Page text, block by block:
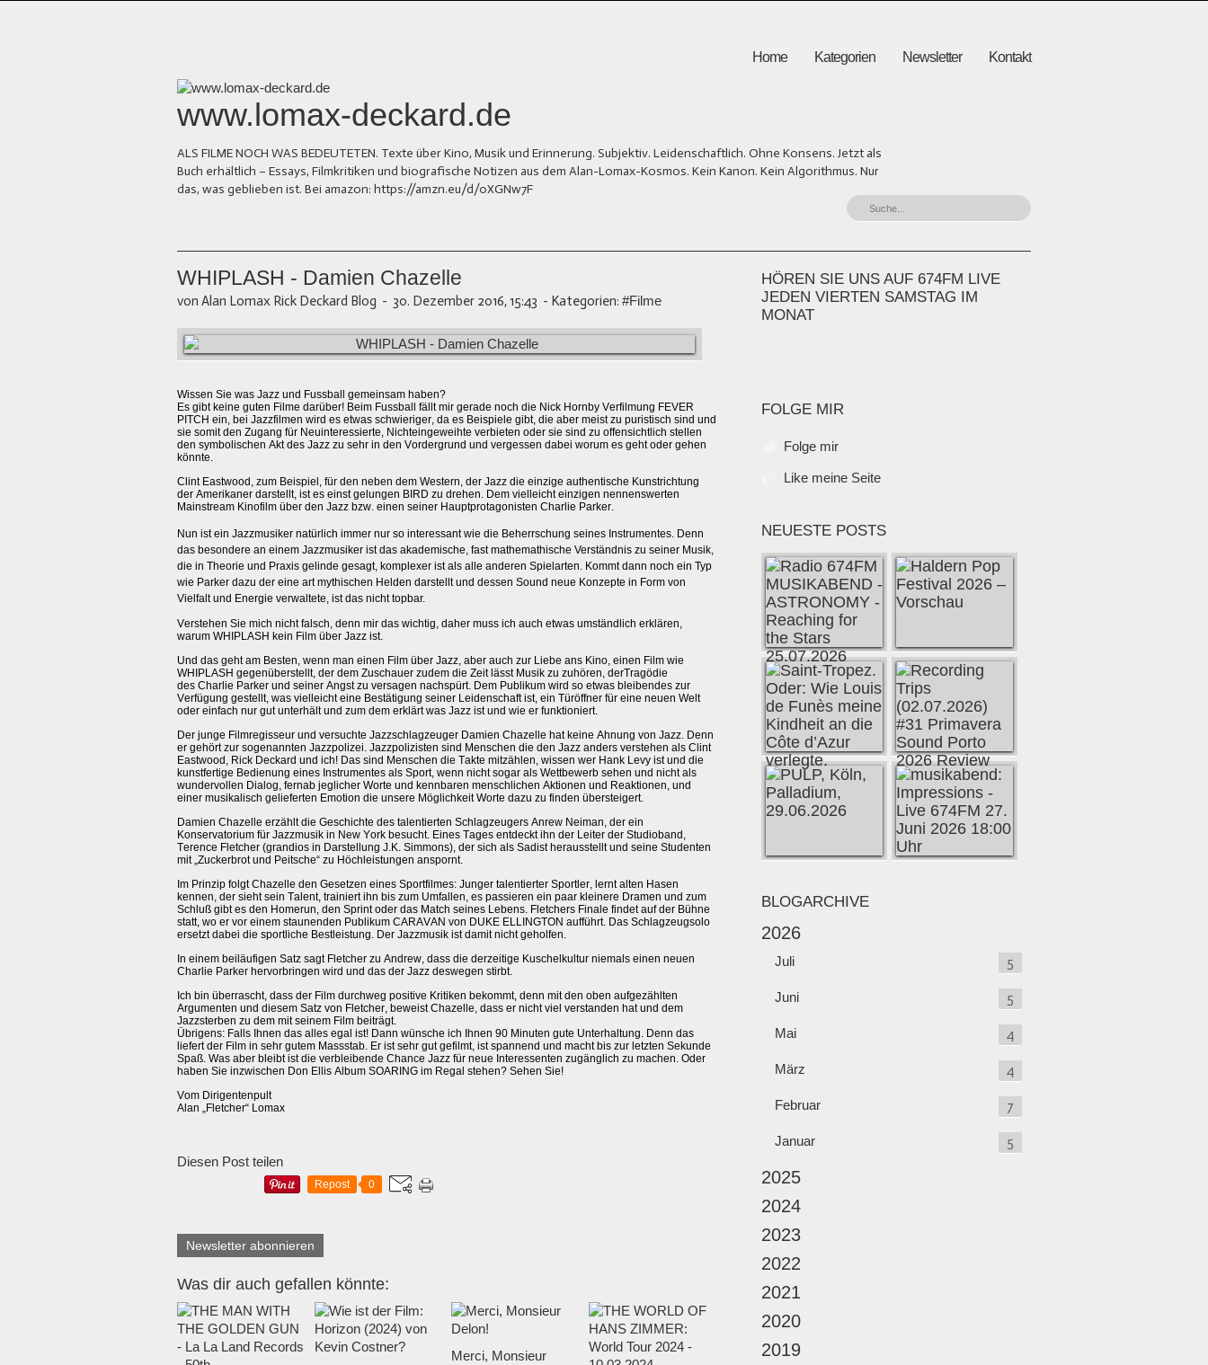
Home Kategorien Newsletter Kontakt
www.lomax-deckard.de
ALS FILME NOCH WAS BEDEUTETEN. Texte über Kino, Musik und Erinnerung. Subjektiv. Leidenschaftlich. Ohne Konsens. Jetzt als
Buch erhältlich – Essays, Filmkritiken und biografische Notizen aus dem Alan-Lomax-Kosmos. Kein Kanon. Kein Algorithmus. Nur
das, was geblieben ist. Bei amazon: https://amzn.eu/d/0XGNw7F
WHIPLASH - Damien Chazelle
von Alan Lomax Rick Deckard Blog - 30. Dezember 2016, 15:43 - Kategorien: #Filme
Wissen Sie was Jazz und Fussball gemeinsam haben?
Es gibt keine guten Filme darüber! Beim Fussball fällt mir gerade noch die Nick Hornby Verfilmung FEVER
PITCH ein, bei Jazzfilmen wird es etwas schwieriger, da es Beispiele gibt, die aber meist zu puristisch sind und
sie somit den Zugang für Neuinteressierte, Nichteingeweihte verbieten oder sie sind zu offensichtlich stellen
den symbolischen Akt des Jazz zu sehr in den Vordergrund und vergessen dabei worum es geht oder gehen
könnte.
Clint Eastwood, zum Beispiel, für den neben dem Western, der Jazz die einzige authentische Kunstrichtung
der Amerikaner darstellt, ist es einst gelungen BIRD zu drehen. Dem vielleicht einzigen nennenswerten
Mainstream Kinofilm über den Jazz bzw. einen seiner Hauptprotagonisten Charlie Parker.
Nun ist ein Jazzmusiker natürlich immer nur so interessant wie die Beherrschung seines Instrumentes. Denn
das besondere an einem Jazzmusiker ist das akademische, fast mathemathische Verständnis zu seiner Musik,
die in Theorie und Praxis gelinde gesagt, komplexer ist als alle anderen Spielarten. Kommt dann noch ein Typ
wie Parker dazu der eine art mythischen Helden darstellt und dessen Sound neue Konzepte in Form von
Vielfalt und Energie verwaltete, ist das nichttopbar.
Verstehen Sie mich nicht falsch, denn mir das wichtig, daher muss ich auch etwas umständlich erklären,
warum WHIPLASH kein Film über Jazz ist.
Und das geht am Besten, wenn man einen Film über Jazz, aber auch zur Liebe ans Kino, einen Film wie
WHIPLASH gegenüberstellt, der dem Zuschauer zudem die Zeit lässt Musik zu zuhören, derTragödie
des Charlie Parker und seiner Angst zu versagen nachspürt. Dem Publikum wird so etwas bleibendes zur
Verfügung gestellt, was vielleicht eine Bestätigung seiner Leidenschaft ist, ein Türöffner für eine neuen Welt
oder einfach nur gut unterhält und zum dem erklärt was Jazz ist und wie er funktioniert.
Der junge Filmregisseur und versuchte Jazzschlagzeuger Damien Chazelle hat keine Ahnung von Jazz. Denn
er gehört zur sogenannten Jazzpolizei. Jazzpolizisten sind Menschen die den Jazz anders verstehen als Clint
Eastwood, Rick Deckard und ich! Das sind Menschen die Takte mitzählen, wissen wer Hank Levy ist und die
kunstfertige Bedienung eines Instrumentes als Sport, wenn nicht sogar als Wettbewerb sehen und nicht als
wundervollen Dialog, fernab jeglicher Worte und kennbaren menschlichen Aktionen und Reaktionen, und
einer musikalisch gelieferten Emotion die unsere Möglichkeit Worte dazu zu finden übersteigert.
Damien Chazelle erzählt die Geschichte des talentierten Schlagzeugers Anrew Neiman, der ein
Konservatorium für Jazzmusik in New York besucht. Eines Tages entdeckt ihn der Leiter der Studioband,
Terence Fletcher (grandios in Darstellung J.K. Simmons), der sich als Sadist herausstellt und seine Studenten
mit „Zuckerbrot und Peitsche“ zu Höchleistungen anspornt.
Im Prinzip folgt Chazelle den Gesetzen eines Sportfilmes: Junger talentierter Sportler, lernt alten Hasen
kennen, der sieht sein Talent, trainiert ihn bis zum Umfallen, es passieren ein paar kleinere Dramen und zum
Schluß gibt es den Homerun, den Sprint oder das Match seines Lebens. Fletchers Finale findet auf der Bühne
statt, wo er vor einem staunenden Publikum CARAVAN von DUKE ELLINGTON aufführt. Das Schlagzeugsolo
ersetzt dabei die sportliche Bestleistung. Der Jazzmusik ist damit nicht geholfen.
In einem beiläufigen Satz sagt Fletcher zu Andrew, dass die derzeitige Kuschelkultur niemals einen neuen
Charlie Parker hervorbringen wird und das der Jazz deswegen stirbt.
Ich bin überrascht, dass der Film durchweg positive Kritiken bekommt, denn mit den oben aufgezählten
Argumenten und diesem Satz von Fletcher, beweist Chazelle, dass er nicht viel verstanden hat und dem
Jazzsterben zu dem mit seinem Film beiträgt.
Übrigens: Falls Ihnen das alles egal ist! Dann wünsche ich Ihnen 90 Minuten gute Unterhaltung. Denn das
liefert der Film in sehr gutem Massstab. Er ist sehr gut gefilmt, ist spannend und macht bis zur letzten Sekunde
Spaß. Was aber bleibt ist die verbleibende Chance Jazz für neue Interessenten zugänglich zu machen. Oder
haben Sie inzwischen Don Ellis Album SOARING im Regal stehen? Sehen Sie!
Vom Dirigentenpult
Alan „Fletcher“ Lomax
Diesen Post teilen
Repost 0
Newsletter abonnieren
Was dir auch gefallen könnte:
Merci, Monsieur
HÖREN SIE UNS AUF 674FM LIVE
JEDEN VIERTEN SAMSTAG IM
MONAT
FOLGE MIR
Folge mir
Like meine Seite
NEUESTE POSTS
BLOGARCHIVE
2026
Juli 5
Juni 5
Mai 4
März 4
Februar 7
Januar 5
2025
2024
2023
2022
2021
2020
2019